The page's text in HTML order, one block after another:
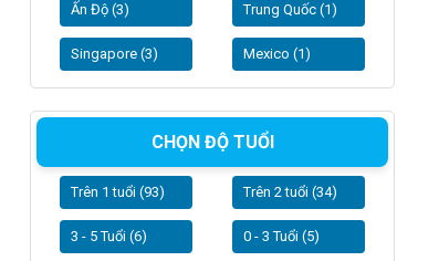
Ấn Độ (3) Trung Quốc (1)
Singapore (3) Mexico (1)
CHỌN ĐỘ TUỔI
Trên 1 tuổi (93) Trên 2 tuổi (34)
3 - 5 Tuổi (6) 0 - 3 Tuổi (5)